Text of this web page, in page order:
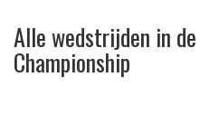
Alle wedstrijden in de
Championship